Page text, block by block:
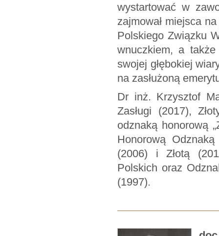
wystartować w
zajmował miejsca
Polskiego Związku
wnuczkiem, a
swojej głębokiej
na zasłużoną
Dr inż. Krzysztof
Zasługi (2017),
odznaką honorową
Honorową
(2006) i Złotą
Polskich oraz
(1997).